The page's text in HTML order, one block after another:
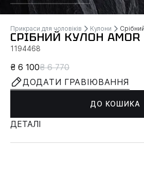
Прикраси для чоловіків Кулони
СРІБНИЙ КУЛОН
1194468
₴ 6 100₴ 6 770
ДОДАТИ ГРАВІЮВАННЯ
ДО КОШИКА
ДЕТАЛІ